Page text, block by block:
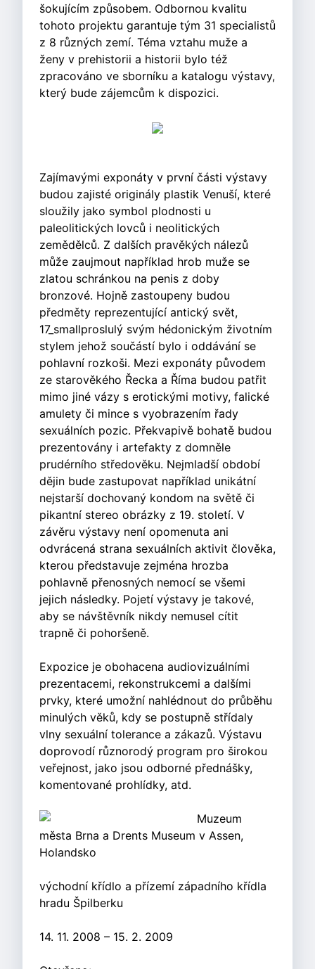
šokujícím způsobem. Odbornou kvalitu
tohoto projektu garantuje tým 31 specialistů
z 8 různých zemí. Téma vztahu muže a
ženy v prehistorii a historii bylo též
zpracováno ve sborníku a katalogu výstavy,
který bude zájemcům k dispozici.
Zajímavými exponáty v první části výstavy
budou zajisté originály plastik Venuší, které
sloužily jako symbol plodnosti u
paleolitických lovců i neolitických
zemědělců. Z dalších pravěkých nálezů
může zaujmout například hrob muže se
zlatou schránkou na penis z doby
bronzové. Hojně zastoupeny budou
předměty reprezentující antický svět,
17_smallproslulý svým hédonickým životním
stylem jehož součástí bylo i oddávání se
pohlavní rozkoši. Mezi exponáty původem
ze starověkého Řecka a Říma budou patřit
mimo jiné vázy s erotickými motivy, falické
amulety či mince s vyobrazením řady
sexuálních pozic. Překvapivě bohatě budou
prezentovány i artefakty z domněle
prudérního středověku. Nejmladší období
dějin bude zastupovat například unikátní
nejstarší dochovaný kondom na světě či
pikantní stereo obrázky z 19. století. V
závěru výstavy není opomenuta ani
odvrácená strana sexuálních aktivit člověka,
kterou představuje zejména hrozba
pohlavně přenosných nemocí se všemi
jejich následky. Pojetí výstavy je takové,
aby se návštěvník nikdy nemusel cítit
trapně či pohoršeně.
Expozice je obohacena audiovizuálními
prezentacemi, rekonstrukcemi a dalšími
prvky, které umožní nahlédnout do průběhu
minulých věků, kdy se postupně střídaly
vlny sexuální tolerance a zákazů. Výstavu
doprovodí různorodý program pro širokou
veřejnost, jako jsou odborné přednášky,
komentované prohlídky, atd.
Muzeum
města Brna a Drents Museum v Assen,
Holandsko
východní křídlo a přízemí západního křídla
hradu Špilberku
14. 11. 2008 – 15. 2. 2009